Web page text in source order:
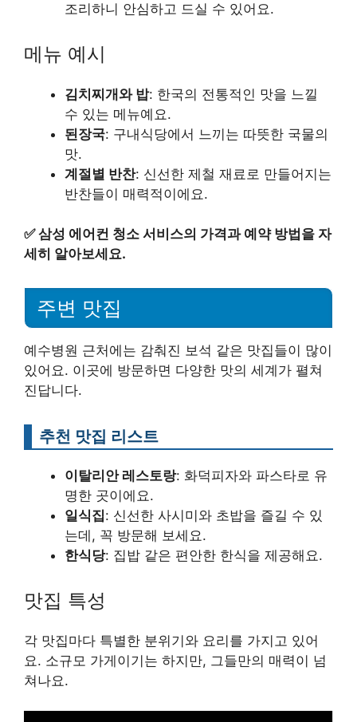
조리하니 안심하고 드실 수 있어요.
메뉴 예시
김치찌개와 밥: 한국의 전통적인 맛을 느낄
수 있는 메뉴예요.
된장국: 구내식당에서 느끼는 따뜻한 국물의
맛.
계절별 반찬: 신선한 제철 재료로 만들어지는
반찬들이 매력적이에요.
✅삼성 에어컨 청소 서비스의 가격과 예약 방법을 자
세히 알아보세요.
주변 맛집
예수병원 근처에는 감춰진 보석 같은 맛집들이 많이
있어요. 이곳에 방문하면 다양한 맛의 세계가 펼쳐
진답니다.
추천 맛집 리스트
이탈리안 레스토랑: 화덕피자와 파스타로 유
명한 곳이에요.
일식집: 신선한 사시미와 초밥을 즐길 수 있
는데, 꼭 방문해 보세요.
한식당: 집밥 같은 편안한 한식을 제공해요.
맛집 특성
각 맛집마다 특별한 분위기와 요리를 가지고 있어
요. 소규모 가게이기는 하지만, 그들만의 매력이 넘
쳐나요.